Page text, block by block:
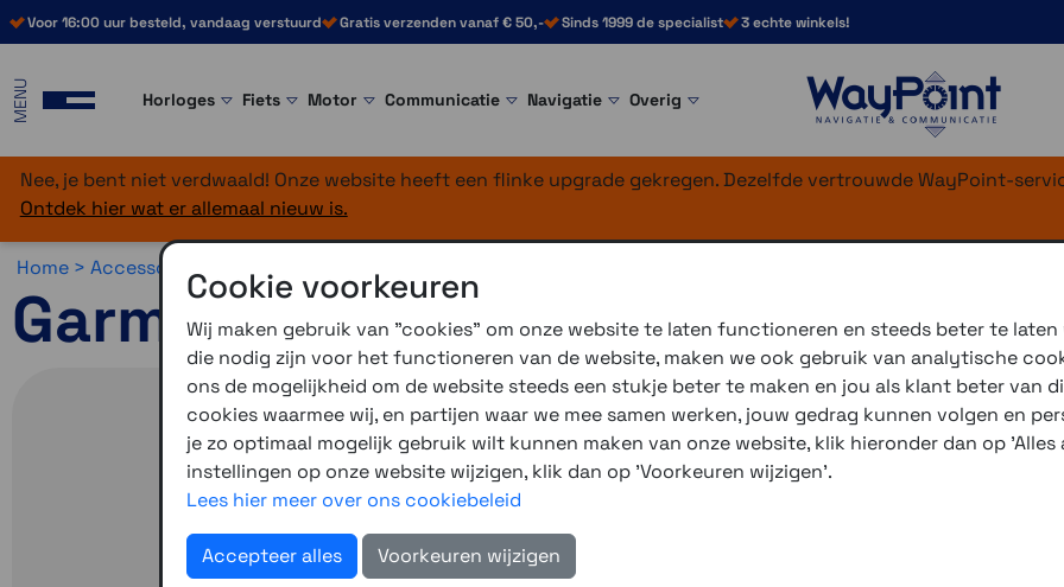
Voor 16:00 uur besteld, vandaag verstuurd Gratis verzenden vanaf € 50,- Sinds 1999 de specialist 3 echte winkels!
MENU Horloges Fiets Motor Communicatie Navigatie Overig
Nee, je bent niet verdwaald! Onze website heeft een flinke upgrade gekregen. Dezelfde vertrouwde WayPoint-
Ontdek hier wat er allemaal nieuw is.
Home > Accessoires >
Garmin schroefbare
Deze steun schroef je
er zijn meerdere draai- en
3 winkels voor uitleg en
Cookie voorkeuren
Wij maken gebruik van "cookies" om onze website te laten functioneren en steeds beter te
die nodig zijn voor het functioneren van de website, maken we ook gebruik van analytische
ons de mogelijkheid om de website steeds een stukje beter te maken en jou als klant beter van
cookies waarmee wij, en partijen waar we mee samen werken, jouw gedrag kunnen volgen en
je zo optimaal mogelijk gebruik wilt kunnen maken van onze website, klik hieronder dan op
instellingen op onze website wijzigen, klik dan op 'Voorkeuren wijzigen'.
Lees hier meer over ons cookiebeleid
Accepteer alles Voorkeuren wijzigen